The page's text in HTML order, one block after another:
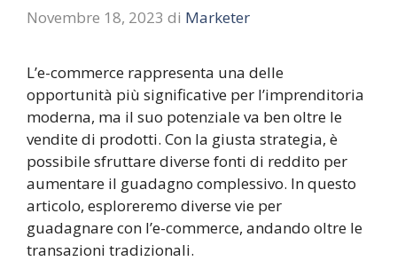
Novembre 18, 2023 di Marketer
L’e-commerce rappresenta una delle
opportunità più significative per l’imprenditoria
moderna, ma il suo potenziale va ben oltre le
vendite di prodotti. Con la giusta strategia, è
possibile sfruttare diverse fonti di reddito per
aumentare il guadagno complessivo. In questo
articolo, esploreremo diverse vie per
guadagnare con l’e-commerce, andando oltre le
transazioni tradizionali.